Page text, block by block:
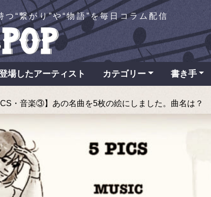
つ“繋がり”や“物語”を毎日コラム配信
場したアーティスト カテゴリー 書き手
・音楽③】あの名曲を5枚の絵にしました。曲名は？